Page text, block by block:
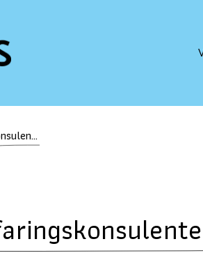
inspirerer!